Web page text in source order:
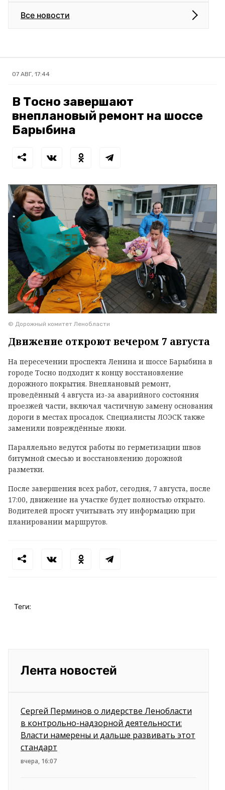
Все новости
07 АВГ, 17:44
В Тосно завершают
внеплановый ремонт на шоссе
Барыбина
© Дорожный комитет Ленобласти
Движение откроют вечером 7 августа
На пересечении проспекта Ленина и шоссе Барыбина в
городе Тосно подходит к концу восстановление
дорожного покрытия. Внеплановый ремонт,
проведённый 4 августа из-за аварийного состояния
проезжей части, включал частичную замену основания
дороги в местах просадок. Специалисты ЛОЭСК также
заменили повреждённые люки.
Параллельно ведутся работы по герметизации швов
битумной смесью и восстановлению дорожной
разметки.
После завершения всех работ, сегодня, 7 августа, после
17:00, движение на участке будет полностью открыто.
Водителей просят учитывать эту информацию при
планировании маршрутов.
Теги:
Лента новостей
Сергей Перминов о лидерстве Ленобласти
в контрольно-надзорной деятельности:
Власти намерены и дальше развивать этот
стандарт
вчера, 16:07